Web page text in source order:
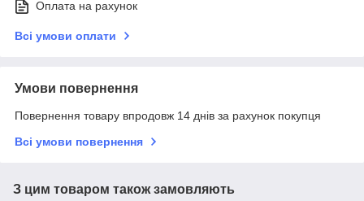
Оплата на рахунок
Всі умови оплати
Умови повернення
Повернення товару впродовж 14 днів за рахунок покупця
Всі умови повернення
З цим товаром також замовляють